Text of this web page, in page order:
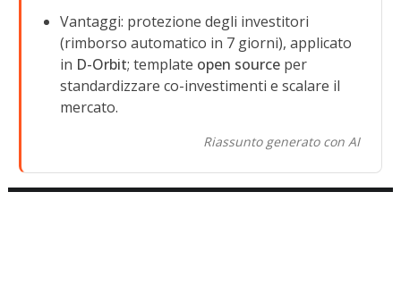
Vantaggi: protezione degli investitori
(rimborso automatico in 7 giorni), applicato
in D-Orbit; template open source per
standardizzare co-investimenti e scalare il
mercato.
Riassunto generato con AI